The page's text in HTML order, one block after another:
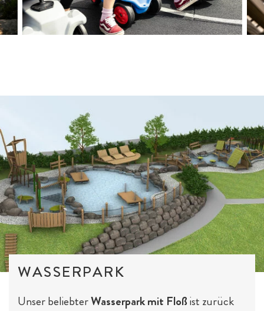
WASSERPARK
Unser beliebterWasserpark mit Floßist zurück